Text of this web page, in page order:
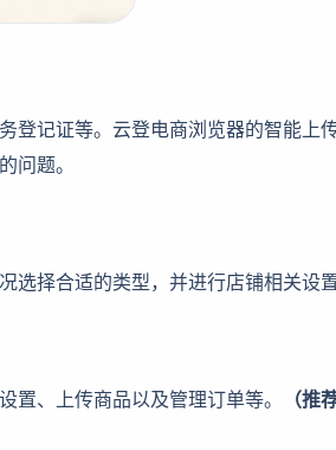
登记证等。云登电商浏览器的智能上
问题。
择合适的类型，并进行店铺相关设置
、上传商品以及管理订单等。
（推